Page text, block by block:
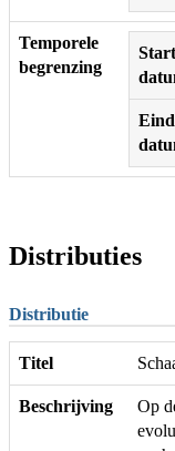
Temporele
begrenzing
Start
Distributies
Distributie
Titel
Beschrijving
Op